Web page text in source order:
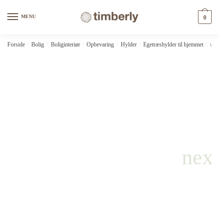
MENU 0
Forside Bolig Boliginteriør Opbevaring Hylder Egetræshylder til hjemmet